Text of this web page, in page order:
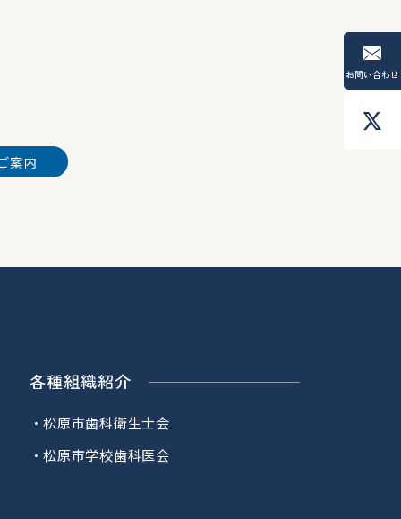
案内
各種組織紹介
松原市歯科衛生士会
松原市学校歯科医会
お問い合わせ